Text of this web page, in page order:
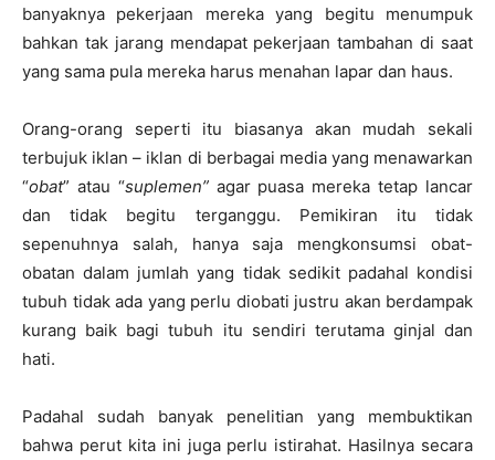
banyaknya pekerjaan mereka yang begitu menumpuk
bahkan tak jarang mendapat pekerjaan tambahan di saat
yang sama pula mereka harus menahan lapar dan haus.
Orang-orang seperti itu biasanya akan mudah sekali
terbujuk iklan – iklan di berbagai media yang menawarkan
“obat” atau “suplemen”agar puasa mereka tetap lancar
dan tidak begitu terganggu. Pemikiran itu tidak
sepenuhnya salah, hanya saja mengkonsumsi obat-
obatan dalam jumlah yang tidak sedikit padahal kondisi
tubuh tidak ada yang perlu diobati justru akan berdampak
kurang baik bagi tubuh itu sendiri terutama ginjal dan
hati.
Padahal sudah banyak penelitian yang membuktikan
bahwa perut kita ini juga perlu istirahat. Hasilnya secara